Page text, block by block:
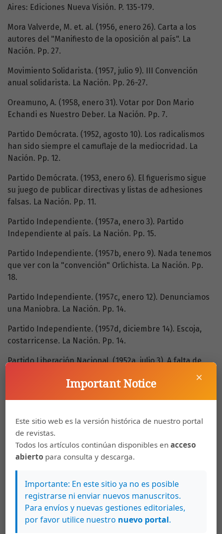
Aires: Ediciones Nueva Visión. P. 135-179.
Mora Valverde, M. et. al. (1956, enero 26). Carta a los
autores del "Manifiesto de la oposición al país". La
Nación. Pp. 27.
Movimiento Solidarista. (1957, julio 9). III Convención
anual solidarista. La Nación. Pp. 26-27.
Oreamuno, A. (1958, enero 31). Votar por Don Mario
Echandi es Nuestro Deber. La Nación. Pp. 7.
Partido Demócrata. (1952, agosto 10). Los radicalismos
han sido siempre el camuflaje de la mediocridad. La
Nación. Pp. 12.
Partido Demócrata. (1953, enero 6). El figuerismo sigue
su juego de publicar directivas y listas de adhesiones
falsas. La Nación. Pp. 11.
Partido Independiente. (1957a, enero 3). Partido
Independiente al país. La Nación. Pp. 15.
Partido Independiente. (1957b, enero 9). Nada tenemos
que ver con la "convención" Orlichista. La Nación. Pp.
18.
Partido Independiente. (1957c, enero 12). Denunciamos
una Maniobra. La Nación. Pp. 14.
Partido Independiente. (1957d, diciembre 14). Escoja,
costarricense. La Nación. Pp. 14.
Partido Liberación Nacional. (1952a, julio 3). A falta de
enemigos se desvían hacia el insulto y la mentira. La
Partido Liberación Nacional. (1952b, julio 16). Política
figuerista de apoyo al empresario, al productor. La
República. Pp. 8-9.
Partido Liberación Nacional. (1952c, julio 29). La banca
nacional al servicio del pueblo. La República. Pp. 12-13.
Partido Liberación Nacional. (1953a, julio 2). La doctrina
elenista. La República. Pp. 7.
Partido Liberación Nacional. (1953b, julio 4). El momento
×
Important Notice
Este sitio web es la versión histórica de nuestro portal
de revistas.
Todos los artículos continúan disponibles enacceso
abierto para consulta y descarga.
Importante: En este sitio ya no es posible
registrarse ni enviar nuevos manuscritos.
Para envíos y nuevas gestiones editoriales,
por favor utilice nuestro nuevo portal.